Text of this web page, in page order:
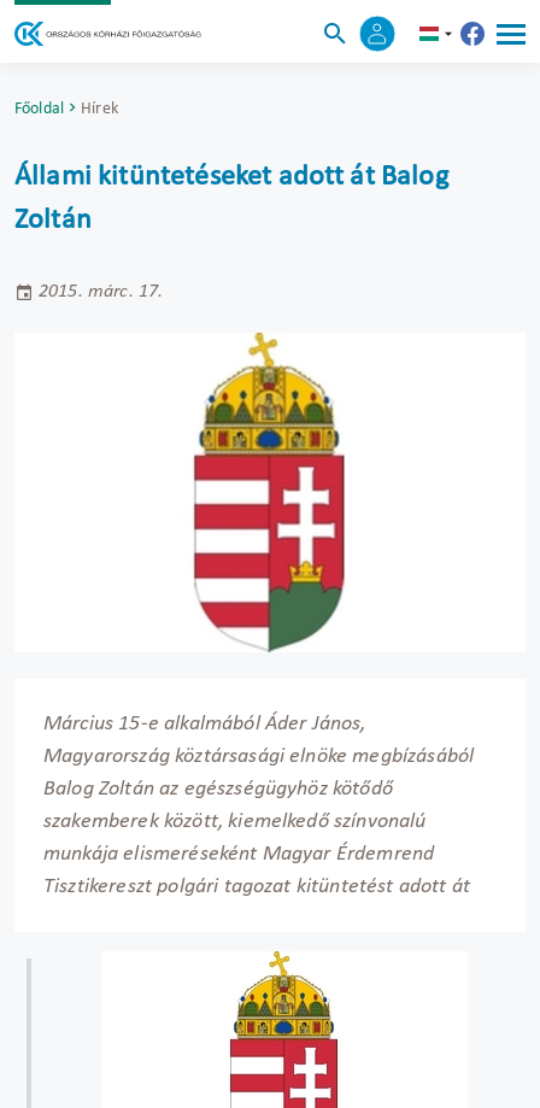
Főoldal Hírek
Állami kitüntetéseket adott át Balog
Zoltán
2015. márc. 17.
Március 15-e alkalmából Áder János,
Magyarország köztársasági elnöke megbízásából
Balog Zoltán az egészségügyhöz kötődő
szakemberek között, kiemelkedő színvonalú
munkája elismeréseként Magyar Érdemrend
Tisztikereszt polgári tagozat kitüntetést adott át